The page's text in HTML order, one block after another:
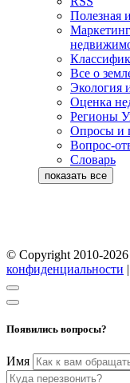
Полезная
Все о
Экология
Оценка
Регионы
Опросы и
Вопрос-
Словарь
© Copyright 2010-
конфиденциальности |
Появились вопросы?
Имя